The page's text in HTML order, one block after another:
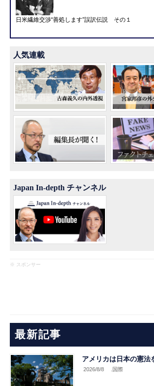
日米繊維交渉“善処します”誤訳伝説 その１
人気連載
Japan In-depth チャンネル
※ スポンサー
最新記事
アメリカは日本の憲法
2026/8/8 .国際